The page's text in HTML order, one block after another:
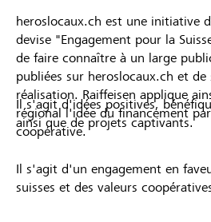
heroslocaux.ch est une initiative
devise "Engagement pour la
de faire connaître à un large
publiées sur heroslocaux.ch et
réalisation. Raiffeisen applique
régional l'idée du financement
coopérative.
Il s'agit d'idées positives,
ainsi que de projets captivants.
Il s'agit d'un engagement en
suisses et des valeurs